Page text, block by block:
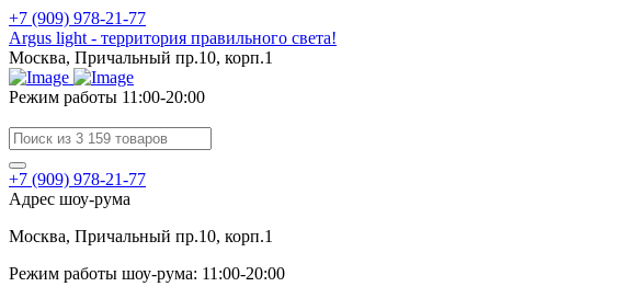
+7 (909) 978-21-77
Argus light - территория правильного света!
Москва, Причальный пр.10, корп.1
Режим работы 11:00-20:00
+7 (909) 978-21-77
Адрес шоу-рума
Москва, Причальный пр.10, корп.1
Режим работы шоу-рума: 11:00-20:00